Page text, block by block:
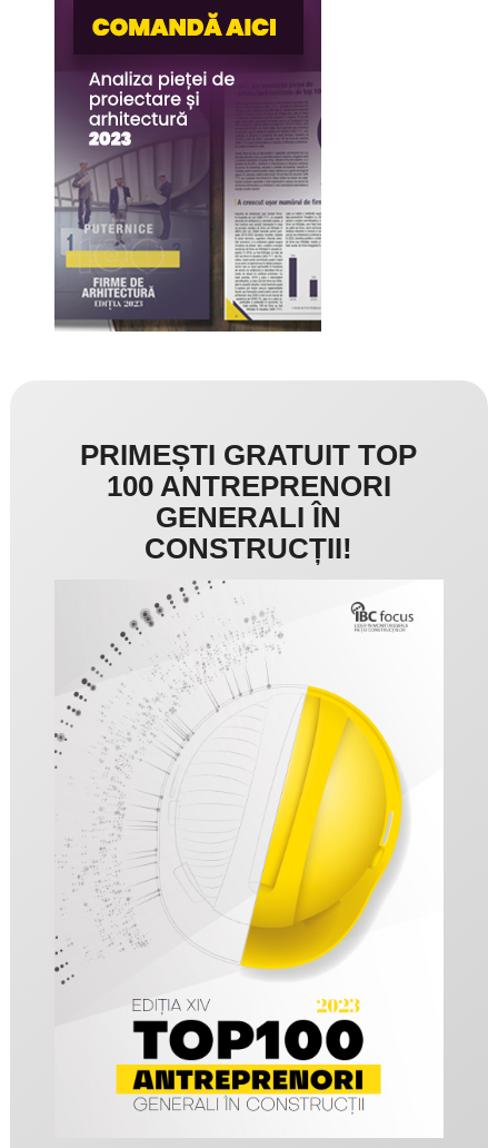
PRIMEȘTI GRATUIT TOP
100 ANTREPRENORI
GENERALI ÎN
CONSTRUCȚII!